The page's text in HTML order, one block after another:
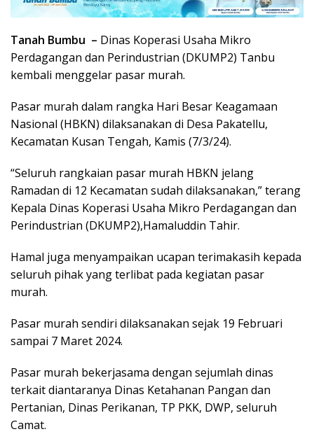
Tanah Bumbu – Dinas Koperasi Usaha Mikro
Perdagangan dan Perindustrian (DKUMP2) Tanbu
kembali menggelar pasar murah.
Pasar murah dalam rangka Hari Besar Keagamaan
Nasional (HBKN) dilaksanakan di Desa Pakatellu,
Kecamatan Kusan Tengah, Kamis (7/3/24).
“Seluruh rangkaian pasar murah HBKN jelang
Ramadan di 12 Kecamatan sudah dilaksanakan,” terang
Kepala Dinas Koperasi Usaha Mikro Perdagangan dan
Perindustrian (DKUMP2),Hamaluddin Tahir.
Hamal juga menyampaikan ucapan terimakasih kepada
seluruh pihak yang terlibat pada kegiatan pasar
murah.
Pasar murah sendiri dilaksanakan sejak 19 Februari
sampai 7 Maret 2024.
Pasar murah bekerjasama dengan sejumlah dinas
terkait diantaranya Dinas Ketahanan Pangan dan
Pertanian, Dinas Perikanan, TP PKK, DWP, seluruh
Camat.